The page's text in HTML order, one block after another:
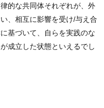
的な共同体それぞれが、外
、相互に影響を受け/与え合
基づいて、自らを実践のな
成立した状態といえるでし